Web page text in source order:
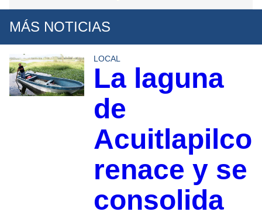
MÁS NOTICIAS
LOCAL
La laguna
de
Acuitlapilco
renace y se
consolida